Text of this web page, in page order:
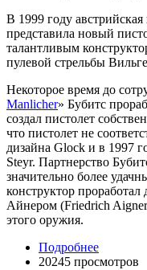
В 1999 году
представила новый
талантливым
пулевой стрельбы
Некоторое время до
Manlicher» Бубитс
создал пистолет
что пистолет не
дизайна Glock и в 1997
Steyr. Партнерство
значительно более
конструктор
Айнером (Friedrich
этого оружия.
Подробнее
20245 просмотров